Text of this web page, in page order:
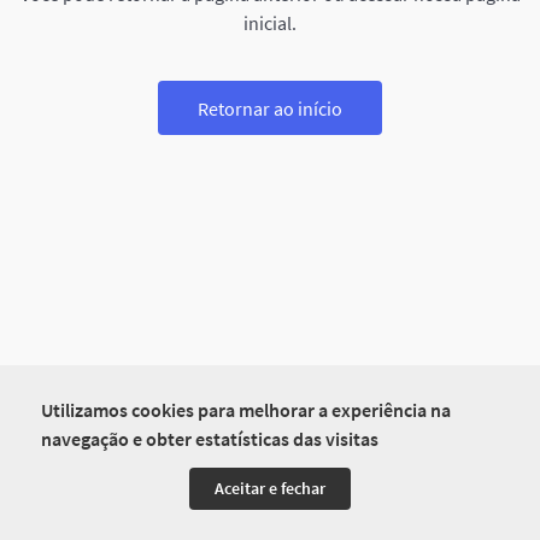
Utilizamos cookies para melhorar a experiência na
navegação e obter estatísticas das visitas
Aceitar e fechar
inicial.
Retornar ao início